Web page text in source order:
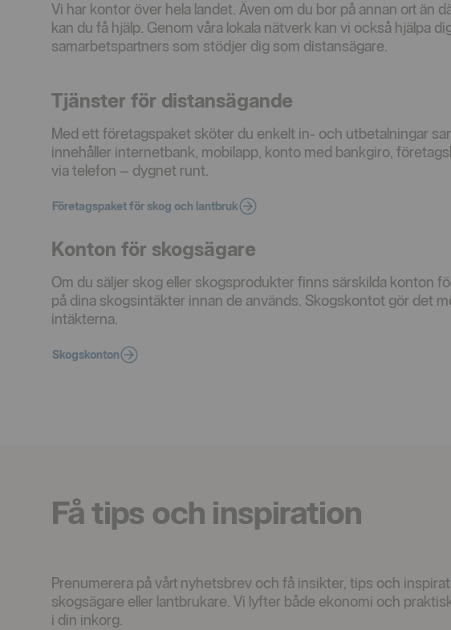
Vi har kontor över hela landet. Även om du bor på annan ort än
kan du få hjälp. Genom våra lokala nätverk kan vi också hjälpa
samarbetspartners som stödjer dig som distansägare.
Tjänster för distansägande
Med ett företagspaket sköter du enkelt in- och utbetalningar
innehåller internetbank, mobilapp, konto med bankgiro,
via telefon – dygnet runt.
Företagspaket för skog och lantbruk
Konton för skogsägare
Om du säljer skog eller skogsprodukter finns särskilda konton
på dina skogsintäkter innan de används. Skogskontot gör det
intäkterna.
Skogskonton
Få tips och inspiration
Prenumerera på vårt nyhetsbrev och få insikter, tips och
skogsägare eller lantbrukare. Vi lyfter både ekonomi och
i din inkorg.